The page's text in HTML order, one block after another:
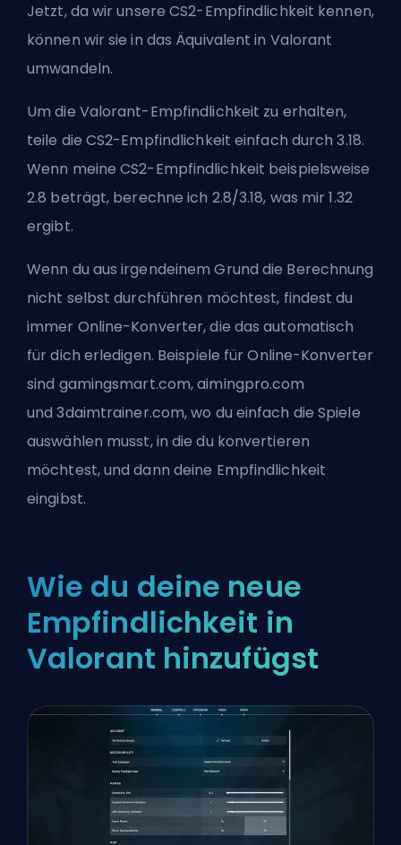
Jetzt, da wir unsere CS2-Empfindlichkeit kennen,
können wir sie in das Äquivalent in Valorant
umwandeln.
Um die Valorant-Empfindlichkeit zu erhalten,
teile die CS2-Empfindlichkeit einfach durch 3.18.
Wenn meine CS2-Empfindlichkeit beispielsweise
2.8 beträgt, berechne ich 2.8/3.18, was mir 1.32
ergibt.
Wenn du aus irgendeinem Grund die Berechnung
nicht selbst durchführen möchtest, findest du
immer Online-Konverter, die das automatisch
für dich erledigen. Beispiele für Online-Konverter
sind gamingsmart.com,aimingpro.com
und3daimtrainer.com, wo du einfach die Spiele
auswählen musst, in die du konvertieren
möchtest, und dann deine Empfindlichkeit
eingibst.
Wie du deine neue
Empfindlichkeit in
Valorant hinzufügst